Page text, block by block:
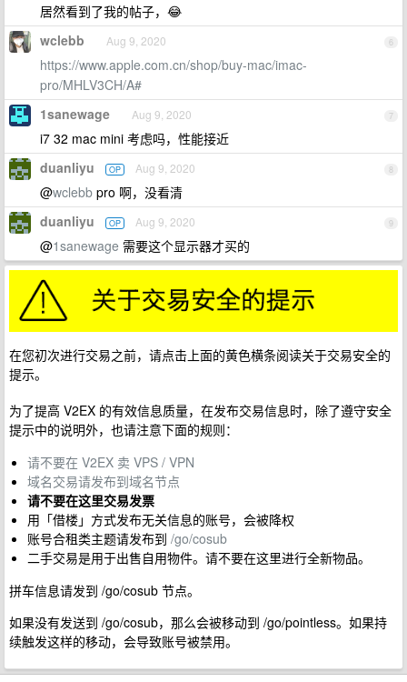
居然看到了我的帖子，😂
6
wclebb Aug 9, 2020
https://www.apple.com.cn/shop/buy-mac/imac-
pro/MHLV3CH/A#
7
1sanewage Aug 9, 2020
i7 32 mac mini 考虑吗，性能接近
8
duanliyu OP Aug 9, 2020
@wclebb pro 啊，没看清
9
duanliyu OP Aug 9, 2020
@1sanewage 需要这个显示器才买的
在您初次进行交易之前，请点击上面的黄色横条阅读关于交易安全的
提示。
为了提高 V2EX 的有效信息质量，在发布交易信息时，除了遵守安全
提示中的说明外，也请注意下面的规则：
请不要在 V2EX 卖 VPS / VPN
域名交易请发布到域名节点
请不要在这里交易发票
用「借楼」方式发布无关信息的账号，会被降权
账号合租类主题请发布到 /go/cosub
二手交易是用于出售自用物件。请不要在这里进行全新物品。
拼车信息请发到 /go/cosub 节点。
如果没有发送到 /go/cosub，那么会被移动到 /go/pointless。如果持
续触发这样的移动，会导致账号被禁用。